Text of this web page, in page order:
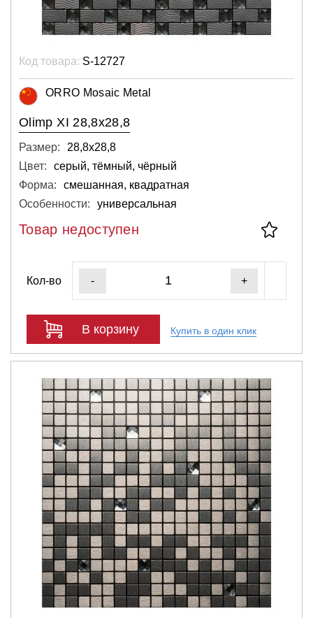
Код товара: S-12727
ORRO Mosaic Metal
Olimp XI 28,8x28,8
Размер:
28,8х28,8
Цвет:
серый, тёмный, чёрный
Форма:
смешанная, квадратная
Особенности:
универсальная
Товар недоступен
Кол-во - +
В корзину Купить в один клик